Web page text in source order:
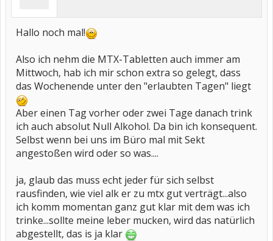
Hallo noch mal!
Also ich nehm die MTX-Tabletten auch immer am
Mittwoch, hab ich mir schon extra so gelegt, dass
das Wochenende unter den "erlaubten Tagen" liegt
Aber einen Tag vorher oder zwei Tage danach trink
ich auch absolut Null Alkohol. Da bin ich konsequent.
Selbst wenn bei uns im Büro mal mit Sekt
angestoßen wird oder so was....
ja, glaub das muss echt jeder für sich selbst
rausfinden, wie viel alk er zu mtx gut verträgt...also
ich komm momentan ganz gut klar mit dem was ich
trinke...sollte meine leber mucken, wird das natürlich
abgestellt, das is ja klar